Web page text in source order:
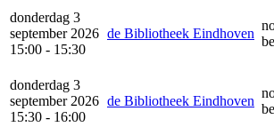
donderdag 3
september 2026
15:00 - 15:30
de Bibliotheek Eindhoven
donderdag 3
september 2026
15:30 - 16:00
de Bibliotheek Eindhoven